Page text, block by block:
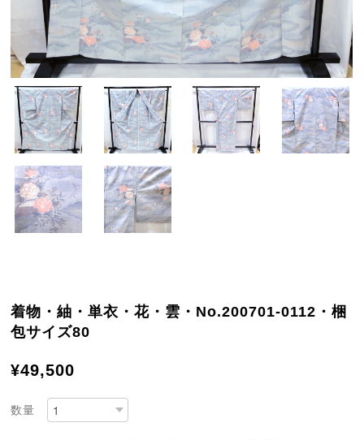
着物・紬・単衣・花・雲・No.200701-0112・梱
包サイズ80
¥49,500
数量